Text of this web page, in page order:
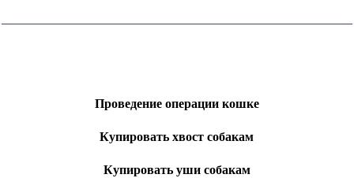
Проведение операции кошке
Купировать хвост собакам
Купировать уши собакам